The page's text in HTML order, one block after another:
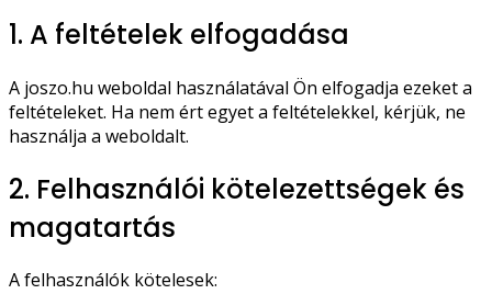
1. A feltételek elfogadása
A joszo.hu weboldal használatával Ön elfogadja ezeket a
feltételeket. Ha nem ért egyet a feltételekkel, kérjük, ne
használja a weboldalt.
2. Felhasználói kötelezettségek és
magatartás
A felhasználók kötelesek: